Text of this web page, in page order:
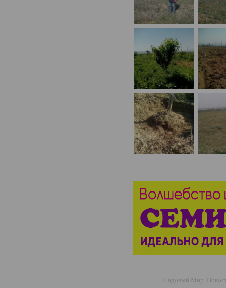
Садовый Мир.